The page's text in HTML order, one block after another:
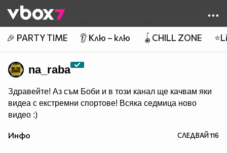
👾
🎉 PARTY TIME 👂 Клю – клю 🪀CHILL ZONE
na_raba
Здравейте! Аз съм Боби и в този канал ще качвам яки
видеа с екстремни спортове! Всяка седмица ново
видео :)
Инфо СЛЕДВАЙ116